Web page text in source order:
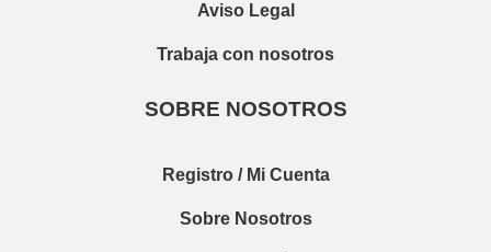
Aviso Legal
Trabaja con nosotros
SOBRE NOSOTROS
Registro / Mi Cuenta
Sobre Nosotros